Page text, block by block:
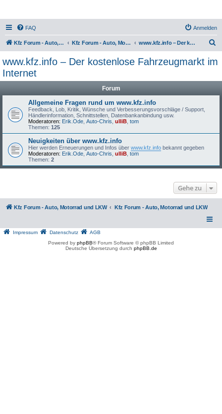
FAQ Anmelden
Kfz Forum - Auto, Motorrad und LKW Kfz Forum - Auto, Motorrad und LKW www.kfz.info – Der kostenlose Fahrzeugmarkt im Internet
c
www.kfz.info – Der kostenlose Fahrzeugmarkt im
Internet
Forum
Allgemeine Fragen rund um www.kfz.info
Feedback, Lob, Kritik, Wünsche und Verbesserungsvorschläge / Support,
Händlerinformation, Schnittstellen, Datenbankanbindung usw.
Moderatoren: Erik.Ode Auto-Chris ulliB tom
Themen: 125
Neuigkeiten über www.kfz.info
Hier werden Erneuerungen und Infos über www.kfz.info bekannt gegeben
Moderatoren: Erik.Ode Auto-Chris ulliB tom
Themen: 2
Gehe zu
Kfz Forum - Auto, Motorrad und LKW Kfz Forum - Auto, Motorrad und LKW
Impressum Datenschutz
AGB
Powered by phpBB® Forum Software © phpBB Limited
Deutsche Übersetzung durch phpBB.de